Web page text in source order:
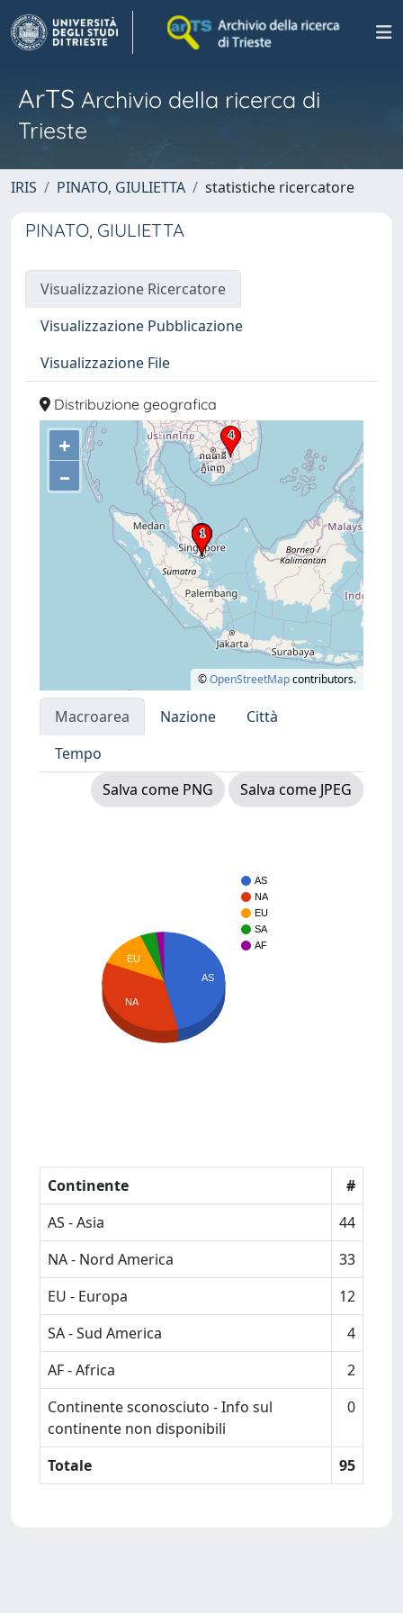
ArTS Archivio della ricerca di
Trieste
IRIS PINATO, GIULIETTA statistiche ricercatore
PINATO, GIULIETTA
Visualizzazione Ricercatore
Visualizzazione Pubblicazione
Visualizzazione File
Distribuzione geografica
+
–
©OpenStreetMapcontributors.
Macroarea Nazione
Città
Tempo
Salva come PNG
Salva come JPEG
AS
NA
EU
SA
AF
AS
EU
NA
Continente
#
AS - Asia
44
NA - Nord America
33
EU - Europa
12
SA - Sud America
4
AF - Africa
2
Continente sconosciuto - Info sul
continente non disponibili
0
Totale 95